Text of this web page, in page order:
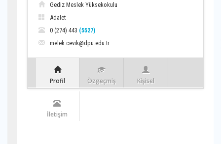
Gediz Meslek Yüksekokulu
Adalet
0 (274) 443 (5527)
melek.cevik@dpu.edu.tr
Profil Özgeçmiş Kişisel
İletişim